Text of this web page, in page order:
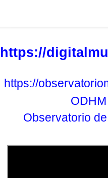
https://
https://
ODHM
Observatorio